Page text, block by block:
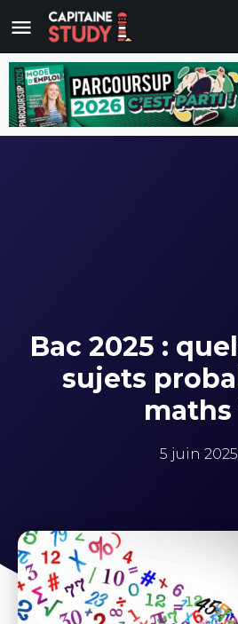
Bac 2025 :
sujets
maths
5 juin 2025